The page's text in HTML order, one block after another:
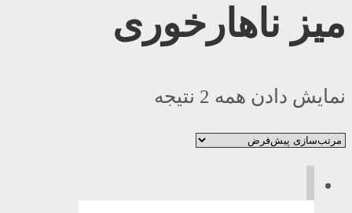
میز ناهارخوری
نمایش دادن همه 2 نتیجه